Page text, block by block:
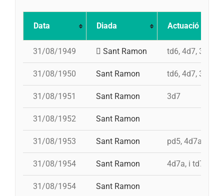
Data Diada Actuació
31/08/1949 Sant Ramon td6, 4d7, 3d7,
31/08/1950 Sant Ramon td6, 4d7, 3d7,
31/08/1951 Sant Ramon 3d7
31/08/1952 Sant Ramon
31/08/1953 Sant Ramon pd5, 4d7ac, id
31/08/1954 Sant Ramon 4d7a, i td7
31/08/1954 Sant Ramon